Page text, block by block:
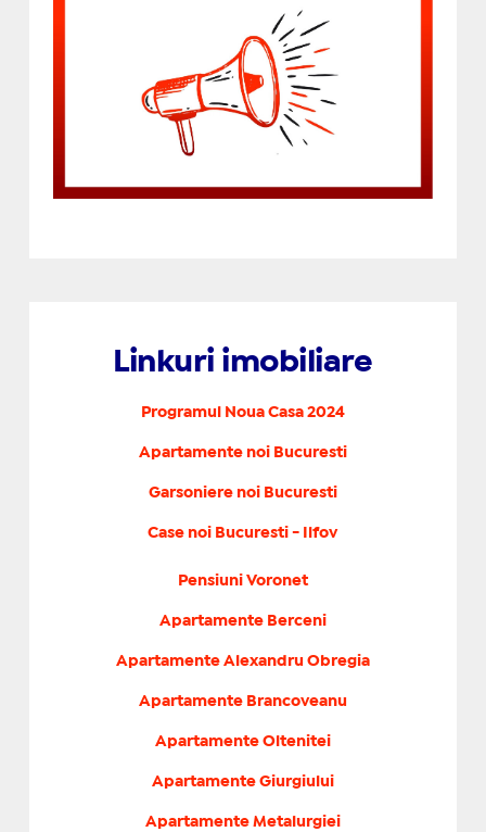
Linkuri imobiliare
Programul Noua Casa 2024
Apartamente noi Bucuresti
Garsoniere noi Bucuresti
Case noi Bucuresti - Ilfov
Pensiuni Voronet
Apartamente Berceni
Apartamente Alexandru Obregia
Apartamente Brancoveanu
Apartamente Oltenitei
Apartamente Giurgiului
Apartamente Metalurgiei